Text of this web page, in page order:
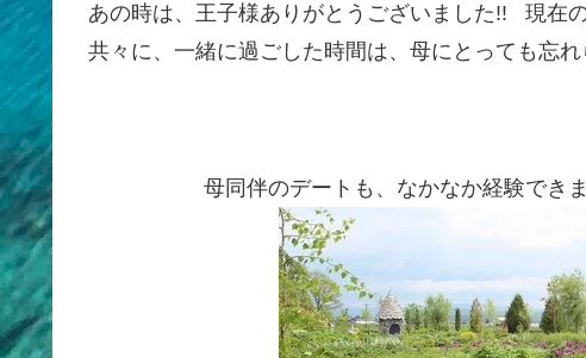
あの時は、王子様ありがとうございました!! 現在
共々に、一緒に過ごした時間は、母にとっても忘れ
母同伴のデートも、なかなか経験でき